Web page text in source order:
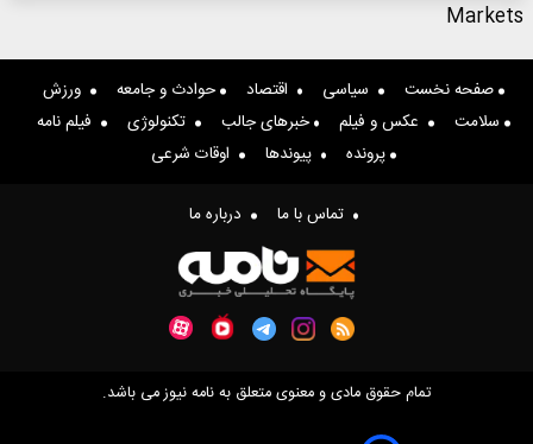
Markets
صفحه نخست سیاسی اقتصاد حوادث و جامعه
ورزش
سلامت
عکس و فیلم خبرهای جالب تکنولوژی
فیلم نامه
پرونده
پیوندها اوقات شرعی
تماس با ما درباره ما
تمام حقوق مادی و معنوی متعلق به نامه نیوز می باشد.